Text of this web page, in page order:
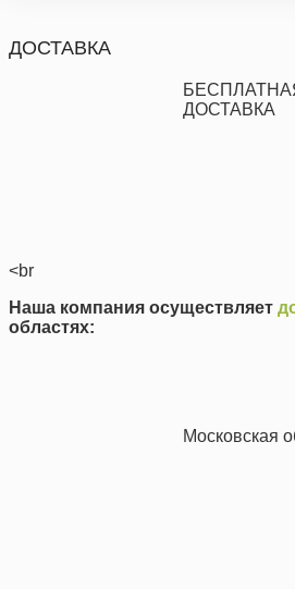
ДОСТАВКА
ДОСТАВКА
<br
Наша компания осуществляет
областях:
Московская